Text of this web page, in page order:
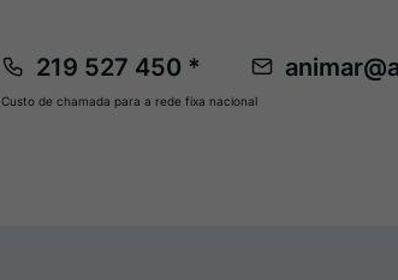
219 527 450 *
Custo de chamada para a rede fixa nacional